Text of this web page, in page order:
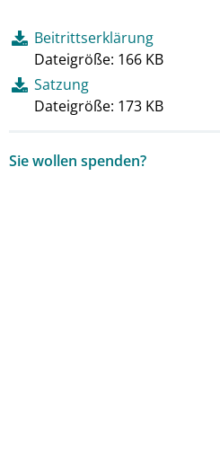
Beitrittserklärung
Dateigröße: 166 KB
Satzung
Dateigröße: 173 KB
Sie wollen spenden?